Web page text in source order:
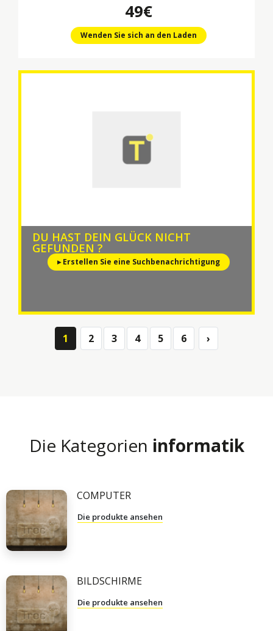
49€
Wenden Sie sich an den Laden
DU HAST DEIN GLÜCK NICHT
GEFUNDEN ?
▸ Erstellen Sie eine Suchbenachrichtigung
1 2 3 4 5 6 ›
Die Kategorien informatik
COMPUTER
Die produkte ansehen
BILDSCHIRME
Die produkte ansehen